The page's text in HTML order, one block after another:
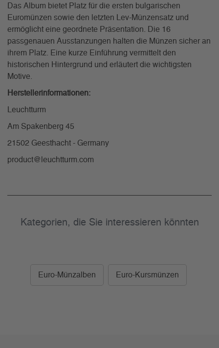
Das Album bietet Platz für die ersten bulgarischen
Euromünzen sowie den letzten Lev-Münzensatz und
ermöglicht eine geordnete Präsentation. Die 16
passgenauen Ausstanzungen halten die Münzen sicher an
ihrem Platz. Eine kurze Einführung vermittelt den
historischen Hintergrund und erläutert die wichtigsten
Motive.
Herstellerinformationen:
Leuchtturm
Am Spakenberg 45
21502 Geesthacht - Germany
product@leuchtturm.com
Kategorien, die Sie interessieren könnten
Euro-Münzalben Euro-Kursmünzen